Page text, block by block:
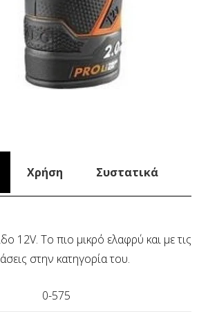
Χρήση Συστατικά
12V. Το πιο μικρό ελαφρύ και με τις
στην κατηγορία του.
0-575